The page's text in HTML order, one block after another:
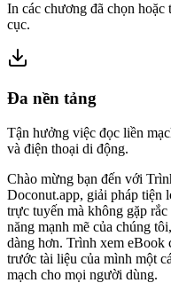
In các chương đã chọn
cục.
Đa nền tảng
Tận hưởng việc đọc liền
và điện thoại di động.
Chào mừng bạn đến với
Doconut.app, giải pháp tiện
trực tuyến mà không gặp
năng mạnh mẽ của chúng
dàng hơn. Trình xem eBook
trước tài liệu của mình một
mạch cho mọi người dùng.